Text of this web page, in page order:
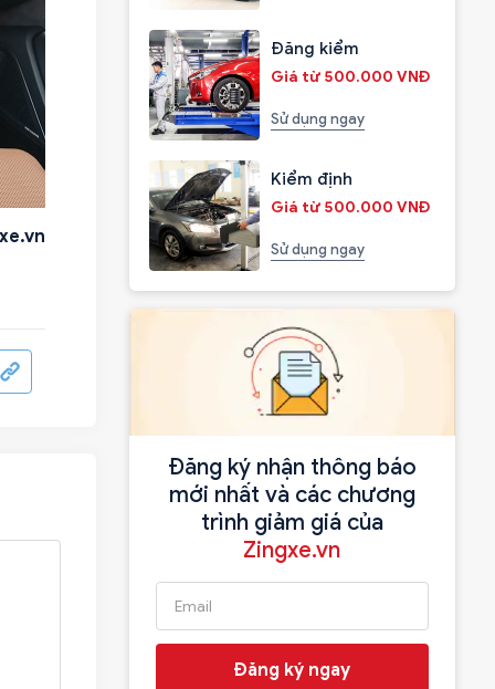
Đăng kiểm
Giá từ 500.000 VNĐ
Sử dụng ngay
Kiểm định
Giá từ 500.000 VNĐ
Sử dụng ngay
Đăng ký nhận thông báo
mới nhất và các chương
trình giảm giá của
Zingxe.vn
Đăng ký ngay